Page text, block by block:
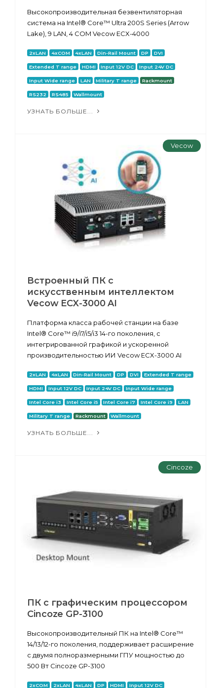
Высокопроизводительная безвентиляторная
система на Intel® Core™ Ultra 200S Series (Arrow
Lake), 9 LAN, 4 COM Vecow ECX-4000
2xLAN 4xCOM 4xLAN Din-Rail Mount DP DVI
Extended T range HDMI Input 12V DC Input 24V DC
Input Wide range LAN Military T range Rackmount
RS232 RS485 Wallmount
УЗНАТЬ БОЛЬШЕ...
Vecow
Встроенный ПК с
искусственным интеллектом
Vecow ECX-3000 AI
Платформа класса рабочей станции на базе
Intel® Core™ i9/i7/i5/i3 14-го поколения, с
интегрированной графикой и ускоренной
производительностью ИИ Vecow ECX-3000 AI
2xLAN 4xLAN Din-Rail Mount DP DVI Extended T range
HDMI Input 12V DC Input 24V DC Input Wide range
Intel Core i3 Intel Core i5 Intel Core i7 Intel Core i9 LAN
Military T range Rackmount Wallmount
УЗНАТЬ БОЛЬШЕ...
Cincoze
ПК с графическим процессором
Cincoze GP-3100
Высокопроизводительный ПК на Intel® Core™
14/13/12-го поколения, поддерживает расширение
с двумя полноразмерными ГПУ мощностью до
500 Вт Cincoze GP-3100
2xCOM 2xLAN 4xLAN DP HDMI Input 12V DC